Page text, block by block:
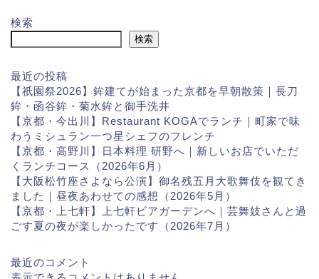
検索
検索
最近の投稿
【祇園祭2026】鉾建てが始まった京都を早朝散策｜長刀
鉾・函谷鉾・菊水鉾と御手洗井
【京都・今出川】Restaurant KOGAでランチ｜町家で味
わうミシュラン一つ星シェフのフレンチ
【京都・高野川】日本料理 研野へ｜新しいお店でいただ
くランチコース（2026年6月）
【大阪松竹座さよなら公演】御名残五月大歌舞伎を観てき
ました｜昼夜あわせての感想（2026年5月）
【京都・上七軒】上七軒ビアガーデンへ｜芸舞妓さんと過
ごす夏の夜が楽しかったです（2026年7月）
最近のコメント